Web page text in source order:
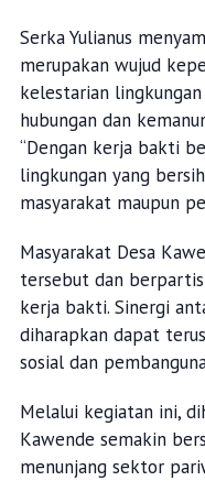
Serka Yulianus
merupakan wujud
kelestarian
hubungan dan
“Dengan kerja bakti
lingkungan yang
masyarakat maupun
Masyarakat Desa
tersebut dan
kerja bakti. Sinergi
diharapkan dapat
sosial dan
Melalui kegiatan ini,
Kawende semakin
menunjang sektor